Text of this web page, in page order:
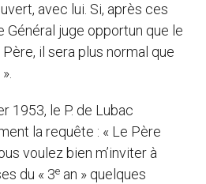
avec lui. Si, après ces
Général juge opportun que le
il sera plus normal que
1953, le P. de Lubac
la requête : « Le Père
voulez bien m’inviter à
du « 3e an » quelques